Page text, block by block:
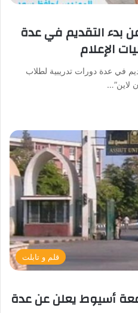
بدء التقديم في عدة
الإعلام
في عدة دورات تدريبية لطلاب
لاين”…
قلم و تابلت
أسيوط يعلن عن عدة